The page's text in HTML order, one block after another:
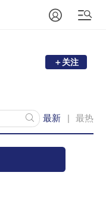
＋关注
最新 最热